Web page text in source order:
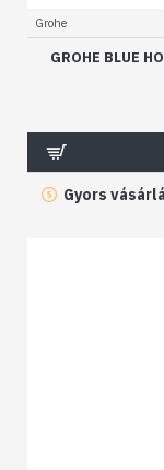
Grohe
GROHE BLUE
Gyors